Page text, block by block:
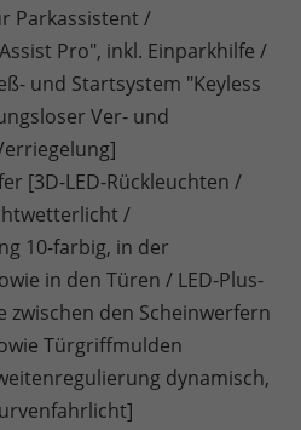
Parkassistent /
Pro", inkl. Einparkhilfe /
und Startsystem "Keyless
Ver- und
[3D-LED-Rückleuchten /
/
10-farbig, in der
in den Türen / LED-Plus-
zwischen den Scheinwerfern
Türgriffmulden
dynamisch,